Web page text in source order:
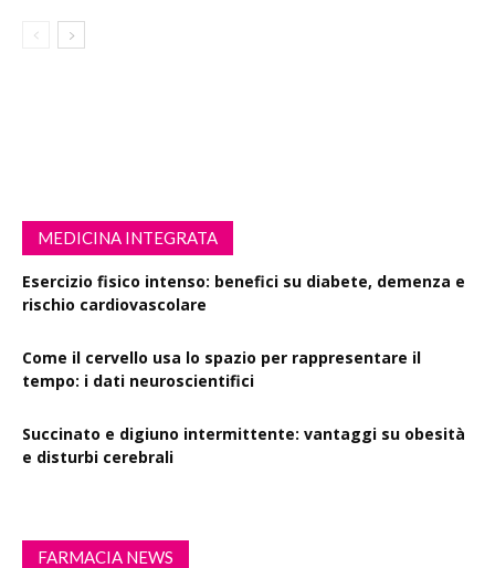
MEDICINA INTEGRATA
Esercizio fisico intenso: benefici su diabete, demenza e
rischio cardiovascolare
Come il cervello usa lo spazio per rappresentare il
tempo: i dati neuroscientifici
Succinato e digiuno intermittente: vantaggi su obesità
e disturbi cerebrali
FARMACIA NEWS